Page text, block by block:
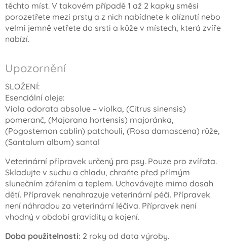
těchto míst. V takovém případě 1 až 2 kapky směsi
porozetřete mezi prsty a z nich nabídnete k olíznutí nebo
velmi jemně vetřete do srsti a kůže v místech, která zvíře
nabízí.
Upozornění
SLOŽENÍ:
Esenciální oleje:
Viola odorata absolue – violka, (Citrus sinensis)
pomeranč, (Majorana hortensis) majoránka,
(Pogostemon cablin) patchouli, (Rosa damascena) růže,
(Santalum album) santal
Veterinární přípravek určený pro psy. Pouze pro zvířata.
Skladujte v suchu a chladu, chraňte před přímým
slunečním zářením a teplem. Uchovávejte mimo dosah
dětí. Přípravek nenahrazuje veterinární péči. Přípravek
není náhradou za veterinární léčiva. Přípravek není
vhodný v období gravidity a kojení.
Doba použitelnosti: 2 roky od data výroby.